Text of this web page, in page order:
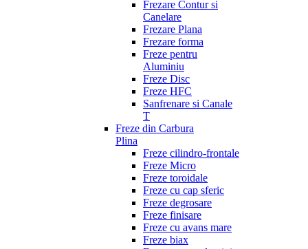
Frezare Contur si
Canelare
Frezare Plana
Frezare forma
Freze pentru
Aluminiu
Freze Disc
Freze HFC
Sanfrenare si Canale
T
Freze din Carbura
Plina
Freze cilindro-frontale
Freze Micro
Freze toroidale
Freze cu cap sferic
Freze degrosare
Freze finisare
Freze cu avans mare
Freze biax